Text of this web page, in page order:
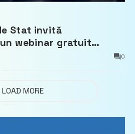
Stat invită
webinar gratuit
pe bunurile
0
LOAD MORE